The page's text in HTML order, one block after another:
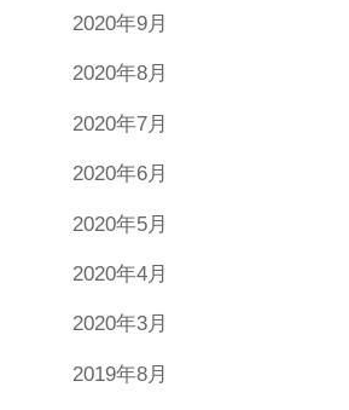
2020年9月
2020年8月
2020年7月
2020年6月
2020年5月
2020年4月
2020年3月
2019年8月